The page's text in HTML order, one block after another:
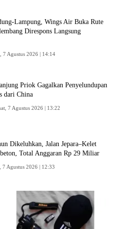
Lampung, Wings Air Buka Rute
Direspons Langsung
7 Agustus 2026 | 14:14
Priok Gagalkan Penyelundupan
dari China
7 Agustus 2026 | 13:22
Dikeluhkan, Jalan Jepara–Kelet
Total Anggaran Rp 29 Miliar
7 Agustus 2026 | 12:33